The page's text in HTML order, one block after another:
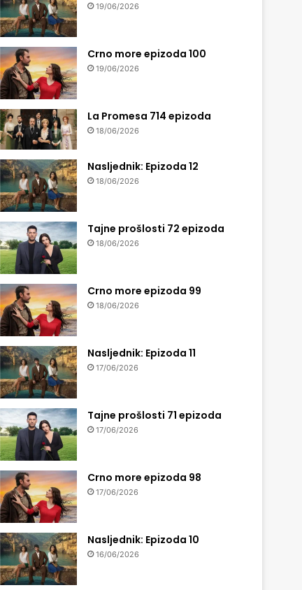
19/06/2026
Crno more epizoda 100
19/06/2026
La Promesa 714 epizoda
18/06/2026
Nasljednik: Epizoda 12
18/06/2026
Tajne prošlosti 72 epizoda
18/06/2026
Crno more epizoda 99
18/06/2026
Nasljednik: Epizoda 11
17/06/2026
Tajne prošlosti 71 epizoda
17/06/2026
Crno more epizoda 98
17/06/2026
Nasljednik: Epizoda 10
16/06/2026